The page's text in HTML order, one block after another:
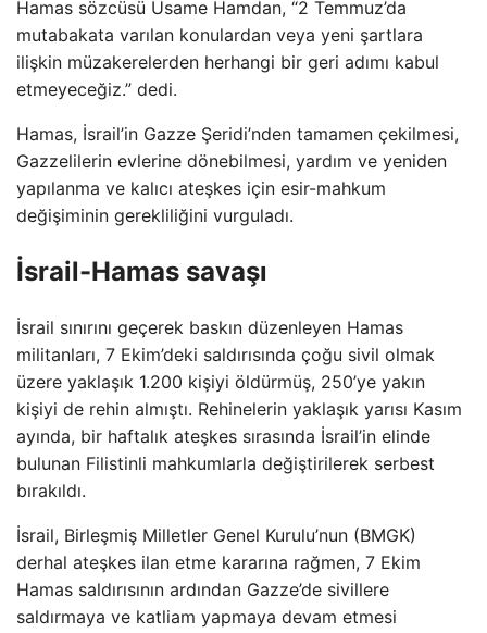
Hamas sözcüsü Usame Hamdan, “2 Temmuz’da
mutabakata varılan konulardan veya yeni şartlara
ilişkin müzakerelerden herhangi bir geri adımı kabul
etmeyeceğiz.” dedi.
Hamas, İsrail’in Gazze Şeridi’nden tamamen çekilmesi,
Gazzelilerin evlerine dönebilmesi, yardım ve yeniden
yapılanma ve kalıcı ateşkes için esir-mahkum
değişiminin gerekliliğini vurguladı.
İsrail-Hamas savaşı
İsrail sınırını geçerek baskın düzenleyen Hamas
militanları, 7 Ekim’deki saldırısında çoğu sivil olmak
üzere yaklaşık 1.200 kişiyi öldürmüş, 250’ye yakın
kişiyi de rehin almıştı. Rehinelerin yaklaşık yarısı Kasım
ayında, bir haftalık ateşkes sırasında İsrail’in elinde
bulunan Filistinli mahkumlarla değiştirilerek serbest
bırakıldı.
İsrail, Birleşmiş Milletler Genel Kurulu’nun (BMGK)
derhal ateşkes ilan etme kararına rağmen, 7 Ekim
Hamas saldırısının ardından Gazze’de sivillere
saldırmaya ve katliam yapmaya devam etmesi